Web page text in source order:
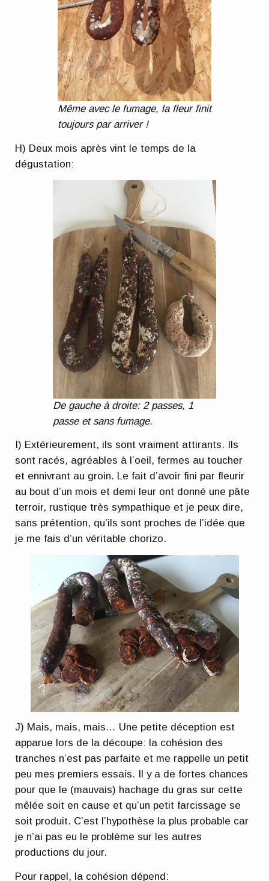
Même avec le fumage, la fleur finit
toujours par arriver !
H) Deux mois après vint le temps de la
dégustation:
De gauche à droite: 2 passes, 1
passe et sans fumage.
I) Extérieurement, ils sont vraiment attirants. Ils
sont racés, agréables à l’oeil, fermes au toucher
et ennivrant au groin. Le fait d’avoir fini par fleurir
au bout d’un mois et demi leur ont donné une pâte
terroir, rustique très sympathique et je peux dire,
sans prétention, qu’ils sont proches de l’idée que
je me fais d’un véritable chorizo.
J) Mais, mais, mais… Une petite déception est
apparue lors de la découpe: la cohésion des
tranches n’est pas parfaite et me rappelle un petit
peu mes premiers essais. Il y a de fortes chances
pour que le (mauvais) hachage du gras sur cette
mêlée soit en cause et qu’un petit farcissage se
soit produit. C’est l’hypothèse la plus probable car
je n’ai pas eu le problème sur les autres
productions du jour.
Pour rappel, la cohésion dépend: